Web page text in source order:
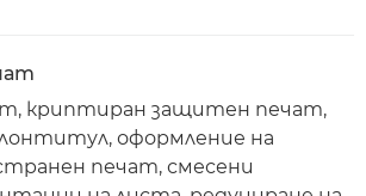
криптиран защитен печат,
оформление на
печат, смесени